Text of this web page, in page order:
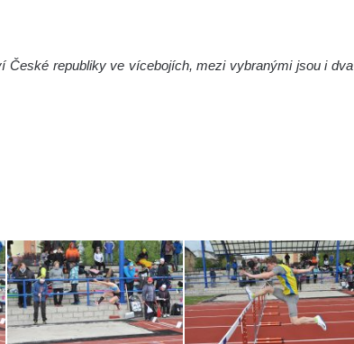
republiky ve vícebojích, mezi vybranými jsou i dva